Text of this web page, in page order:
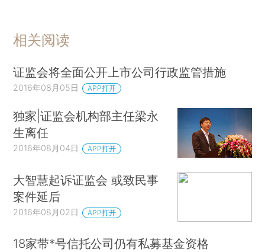
相关阅读
证监会将全面公开上市公司行政监管措施
2016年08月05日 APP打开
独家|证监会机构部主任梁永
生离任
2016年08月04日 APP打开
大智慧起诉证监会 或致民事
案件延后
2016年08月02日 APP打开
18家带*号信托公司仍有私募基金资格